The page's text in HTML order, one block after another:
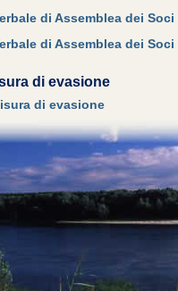
di Assemblea dei
di Assemblea dei
di evasione
di evasione